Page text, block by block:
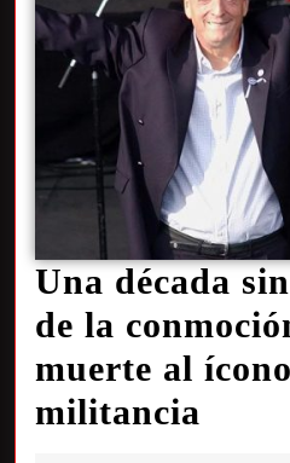
Una década
de la
muerte al
militancia